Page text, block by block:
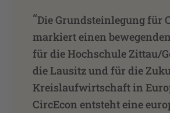
“Die Grundsteinlegung für
markiert einen
für die Hochschule Zittau/
die Lausitz und für die
Kreislaufwirtschaft in
CircEcon entsteht eine